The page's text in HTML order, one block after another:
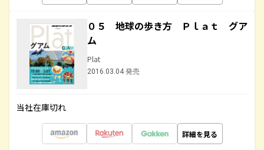
０５ 地球の歩き方 Ｐｌａｔ グア
ム
Plat
2016.03.04 発売
当社在庫切れ
詳細を見る